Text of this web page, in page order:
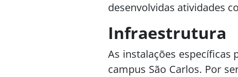
desenvolvidas atividades
Infraestrutura
As instalações específicas
campus São Carlos. Por